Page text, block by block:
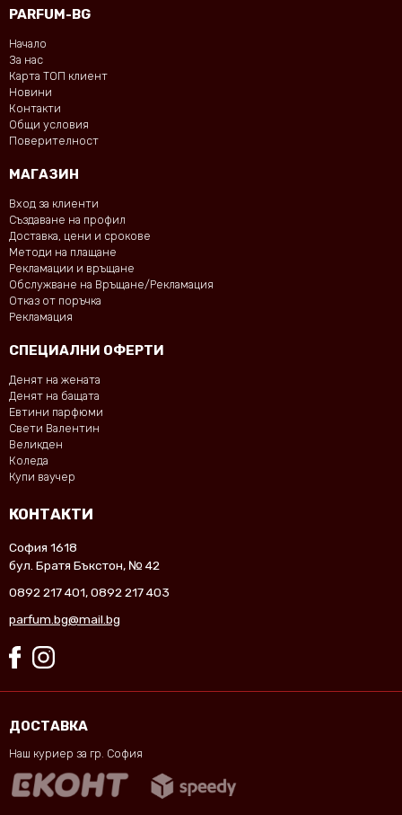
PARFUM-BG
Начало
За нас
Карта ТОП клиент
Новини
Контакти
Общи условия
Поверителност
МАГАЗИН
Вход за клиенти
Създаване на профил
Доставка, цени и срокове
Методи на плащане
Рекламации и връщане
Обслужване на Връщане/Рекламация
Отказ от поръчка
Рекламация
СПЕЦИАЛНИ ОФЕРТИ
Денят на жената
Денят на бащата
Евтини парфюми
Свети Валентин
Великден
Коледа
Купи ваучер
КОНТАКТИ
София 1618
бул. Братя Бъкстон, № 42
0892 217 401,0892 217 403
parfum.bg@mail.bg
ДОСТАВКА
Наш куриер за гр. София